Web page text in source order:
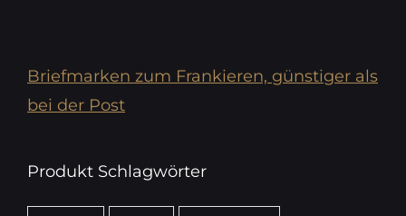
Briefmarken zum Frankieren, günstiger als
bei der Post
Produkt Schlagwörter